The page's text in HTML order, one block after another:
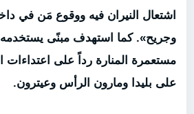
اشتعال النيران فيه ووقوع مَن في
‏وجريح». كما استهدف مبنًى يستخدمه
مستعمرة المنارة ‏رداً على ‏اعتداءات
على بليدا ومارون الرأس وعيترون.